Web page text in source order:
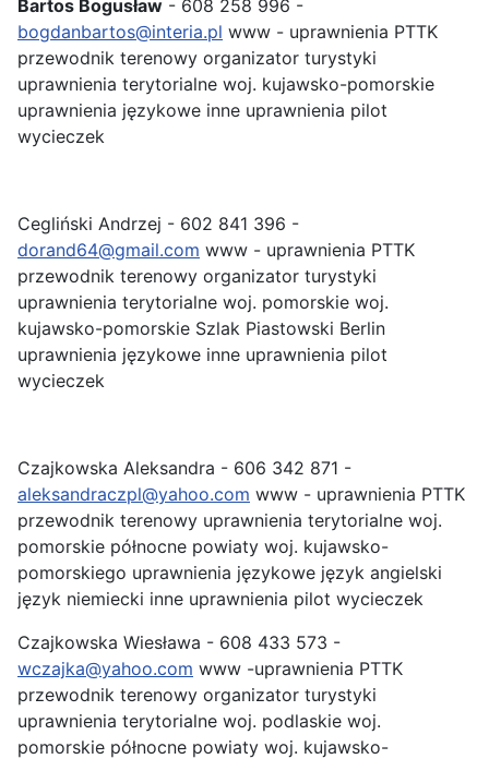
Bartos Bogusław - 608 258 996 -
bogdanbartos@interia.pl www - uprawnienia PTTK
przewodnik terenowy organizator turystyki
uprawnienia terytorialne woj. kujawsko-pomorskie
uprawnienia językowe inne uprawnienia pilot
wycieczek
Cegliński Andrzej - 602 841 396 -
dorand64@gmail.com www - uprawnienia PTTK
przewodnik terenowy organizator turystyki
uprawnienia terytorialne woj. pomorskie woj.
kujawsko-pomorskie Szlak Piastowski Berlin
uprawnienia językowe inne uprawnienia pilot
wycieczek
Czajkowska Aleksandra - 606 342 871 -
aleksandraczpl@yahoo.com www - uprawnienia PTTK
przewodnik terenowy uprawnienia terytorialne woj.
pomorskie północne powiaty woj. kujawsko-
pomorskiego uprawnienia językowe język angielski
język niemiecki inne uprawnienia pilot wycieczek
Czajkowska Wiesława - 608 433 573 -
wczajka@yahoo.com www -uprawnienia PTTK
przewodnik terenowy organizator turystyki
uprawnienia terytorialne woj. podlaskie woj.
pomorskie północne powiaty woj. kujawsko-